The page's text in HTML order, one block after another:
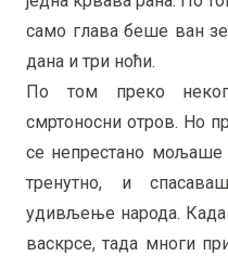
само глава беше ван
дана и три ноћи.
По том преко
смртоносни отров. Но
се непрестано
тренутно, и
удивљење народа.
васкрсе, тада многи